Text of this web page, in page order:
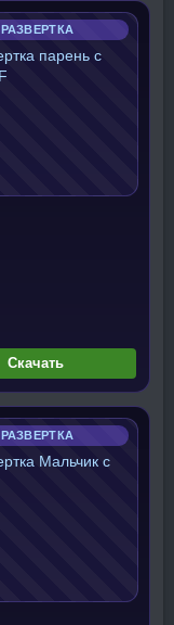
РАЗВЕРТКА
Скачать
РАЗВЕРТКА